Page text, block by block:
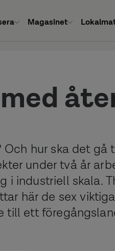
Magasinet
hur ska det gå
under två år
i industriell skala.
här de sex
till ett